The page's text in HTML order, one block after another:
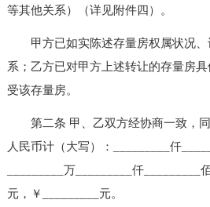
等其他关系）（详见附件四）。
甲方已如实陈述存量房权属状况、
系；乙方已对甲方上述转让的存量房
受该存量房。
第二条 甲、乙双方经协商一致，同
人民币计（大写）：_________仟
_________万_________仟_________
元，￥_________元。